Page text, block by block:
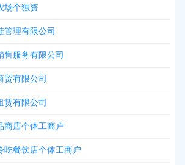
场个独资
管理有限公司
售服务有限公司
贸有限公司
赁有限公司
商店个体工商户
吃餐饮店个体工商户